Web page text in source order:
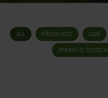
ALL PŘEDNOSTI LIDÉ
ZPRÁVY O TESTECH